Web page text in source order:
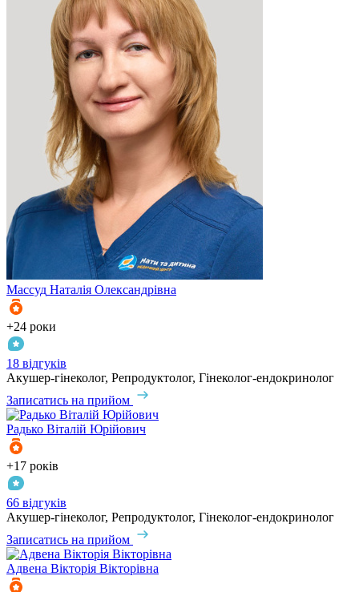
Массуд Наталія Олександрівна
+24 роки
18 відгуків
Акушер-гінеколог, Репродуктолог, Гінеколог-ендокринолог
Записатись на прийом
Радько Віталій Юрійович
+17 років
66 відгуків
Акушер-гінеколог, Репродуктолог, Гінеколог-ендокринолог
Записатись на прийом
Адвена Вікторія Вікторівна